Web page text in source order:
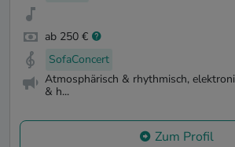
ab 250 €
SofaConcert
Atmosphärisch & rhythmisch,
& h...
Zum Profil